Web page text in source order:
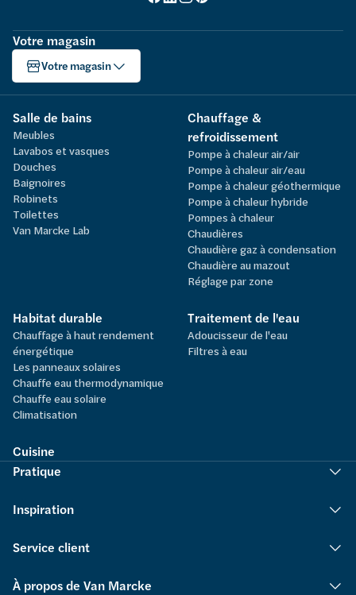
Votre magasin
Votre magasin
Salle de bains
Meubles
Lavabos et vasques
Douches
Baignoires
Robinets
Toilettes
Van Marcke Lab
Chauffage &
refroidissement
Pompe à chaleur air/air
Pompe à chaleur air/eau
Pompe à chaleur géothermique
Pompe à chaleur hybride
Pompes à chaleur
Chaudières
Chaudière gaz à condensation
Chaudière au mazout
Réglage par zone
Habitat durable
Chauffage à haut rendement
énergétique
Les panneaux solaires
Chauffe eau thermodynamique
Chauffe eau solaire
Climatisation
Traitement de l'eau
Adoucisseur de l'eau
Filtres à eau
Cuisine
Pratique
Inspiration
Service client
À propos de Van Marcke